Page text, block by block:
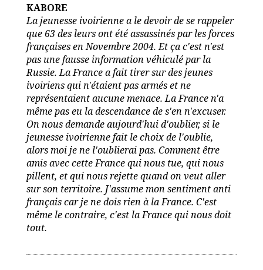
KABORE
La jeunesse ivoirienne a le devoir de se rappeler
que 63 des leurs ont été assassinés par les forces
françaises en Novembre 2004. Et ça c'est n'est
pas une fausse information véhiculé par la
Russie. La France a fait tirer sur des jeunes
ivoiriens qui n'étaient pas armés et ne
représentaient aucune menace. La France n'a
même pas eu la descendance de s'en n'excuser.
On nous demande aujourd'hui d'oublier, si le
jeunesse ivoirienne fait le choix de l'oublie,
alors moi je ne l'oublierai pas. Comment être
amis avec cette France qui nous tue, qui nous
pillent, et qui nous rejette quand on veut aller
sur son territoire. J'assume mon sentiment anti
français car je ne dois rien à la France. C'est
même le contraire, c'est la France qui nous doit
tout.